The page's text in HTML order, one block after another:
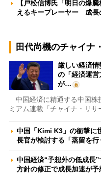
【戸松信博氏「明日の爆
えるキープレーヤー 成
田代尚機のチャイナ
厳しい経済
の「経済運
が…
中国経済に精通する中国株
ミアム連載「チャイナ・リサ
中国「Kimi K3」の衝撃
長官が検討する「蒸留を
中国経済“予想外の低成長
方針の修正で成長加速が